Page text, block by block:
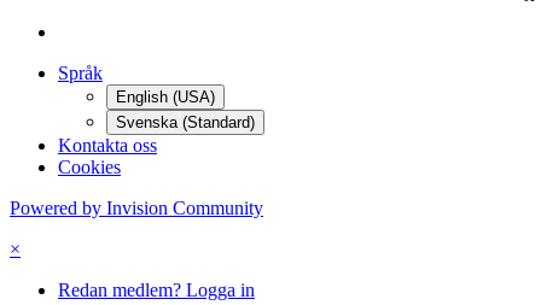
Språk
English (USA)
Svenska (Standard)
Kontakta oss
Cookies
Powered by Invision Community
×
Redan medlem? Logga in